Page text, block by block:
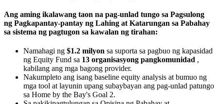
Ang aming ikalawang taon na pag-unlad tungo sa Pagsulong
ng Pagkapantay-pantay ng Lahing at Katarungan sa Pabahay
sa sistema ng pagtugon sa kawalan ng tirahan:
Namahagi ng $1.2 milyon sa suporta sa pagbuo ng kapasidad
ng Equity Fund sa 13 organisasyong pangkomunidad ,
kabilang ang mga bagong provider.
Nakumpleto ang isang baseline equity analysis at bumuo ng
mga tool at layunin upang subaybayan ang pag-unlad patungo
sa Home by the Bay's Goal 2.